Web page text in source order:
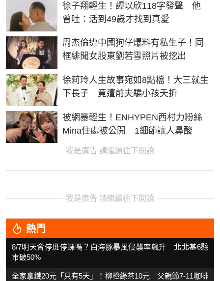
徐子翔輕生！譚以欣118字發聲 他
曾吐：活到49歲才找到真愛
周杰倫遭中國狗仔爆料有私生子！同
框緋聞女股東劉若雪照片被挖出
徐莉玲人生故事宛如8點檔！大三就生
下長子 竟遭前夫騙小孩夭折
被網暴輕生！ENHYPEN西村力粉絲
Mina住處被公開 1細節讓人鼻酸
我是廣告 請繼續往下閱讀
我是廣告 請繼續往下閱讀
熱門
8/7明天會停班停課嗎？白海豚暴風侵襲率飆升 北北基6縣
市破50%
全家拿鐵20元「只有5天」！柳橙綠茶10元 父親節7-11咖啡